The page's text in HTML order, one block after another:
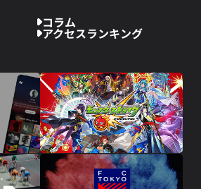
コラム
アクセスランキング